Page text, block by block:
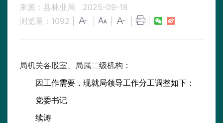
来源：县林业局
2025-09-18
浏览量： 1092
局机关各股室、局属二级机构：
因工作需要，现就局领导工作分工调整如下：
党委书记
续涛